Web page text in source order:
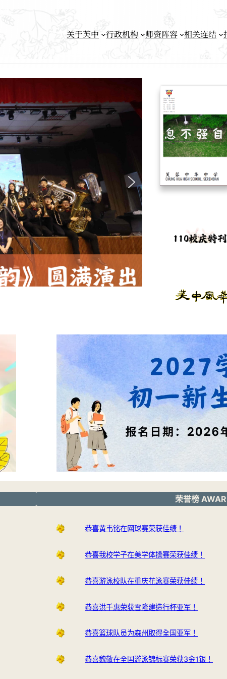
关于芙中 行政机构 师资阵容 相关连结
荣誉榜
恭喜黄韦铭在网球赛荣获佳绩！
恭喜我校学子在美学体操赛荣获佳绩！
恭喜游泳校队在重庆花泳赛荣获佳绩！
恭喜洪千惠荣获雪隆建造行杯亚军！
恭喜篮球队员为森州取得全国亚军！
恭喜魏敬在全国游泳锦标赛荣获3金1银！